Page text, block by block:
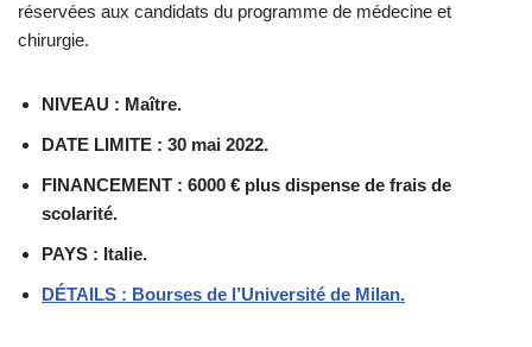
réservées aux candidats du programme de médecine et
chirurgie.
NIVEAU : Maître.
DATE LIMITE : 30 mai 2022.
FINANCEMENT : 6000 € plus dispense de frais de
scolarité.
PAYS : Italie.
DÉTAILS : Bourses de l’Université de Milan.